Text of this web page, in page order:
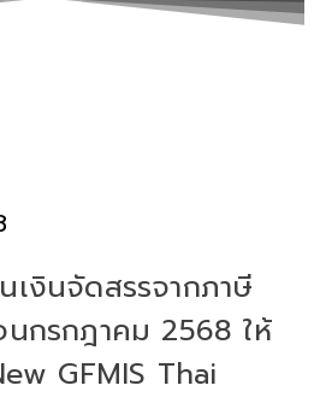
งินจัดสรรจากภาษี
กรกฎาคม 2568 ให้
GFMIS Thai